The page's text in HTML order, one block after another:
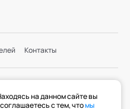
Контакты
персонализации сервисов и
сайтом. «Cookie» — файлы,
посещениях веб-сайта. Если
на данном сайте вы
соглашаетесь с тем, чтомы